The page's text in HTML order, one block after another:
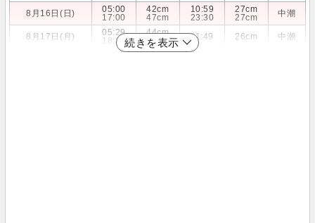
8月16日(日)
05:00
17:00
42cm
47cm
10:59
23:30
27cm
27cm
中潮
8月17日(月)
05:29
18:10
44cm
44cm
11:49 26cm 中潮
続きを表示